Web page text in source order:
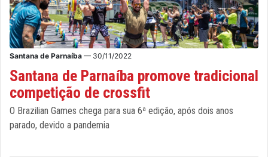
Santana de Parnaíba — 30/11/2022
Santana de Parnaíba promove tradicional
competição de crossfit
O Brazilian Games chega para sua 6ª edição, após dois anos
parado, devido a pandemia